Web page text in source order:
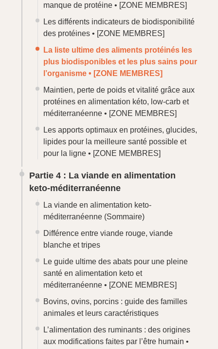
manque de protéine • [ZONE MEMBRES]
Les différents indicateurs de biodisponibilité
des protéines • [ZONE MEMBRES]
La liste ultime des aliments protéinés les
plus biodisponibles et les plus sains pour
l’organisme • [ZONE MEMBRES]
Maintien, perte de poids et vitalité grâce aux
protéines en alimentation kéto, low-carb et
méditerranéenne • [ZONE MEMBRES]
Les apports optimaux en protéines, glucides,
lipides pour la meilleure santé possible et
pour la ligne • [ZONE MEMBRES]
Partie 4 : La viande en alimentation
keto-méditerranéenne
La viande en alimentation keto-
méditerranéenne (Sommaire)
Différence entre viande rouge, viande
blanche et tripes
Le guide ultime des abats pour une pleine
santé en alimentation keto et
méditerranéenne • [ZONE MEMBRES]
Bovins, ovins, porcins : guide des familles
animales et leurs caractéristiques
L’alimentation des ruminants : des origines
aux modifications faites par l’être humain •